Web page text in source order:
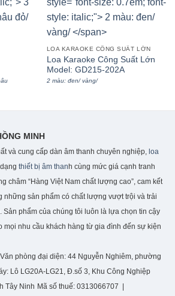
LOA KARAOKE CÔNG SUẤT LỚN
Loa Karaoke Công Suất Lớn
Model: GD215-202A
2 màu: đen/ vàng/
MINH
và cung cấp dàn âm thanh chuyên nghiệp, loa
thiết bị âm thanh cùng mức giá cạnh tranh
châm “Hàng Việt Nam chất lượng cao”, cam kết
những sản phẩm có chất lượng vượt trội và trải
Sản phẩm của chúng tôi luôn là lựa chọn tin cậy
mọi nhu cầu khách hàng từ gia đình đến sự kiện
Văn phòng đại diện: 44 Nguyễn Nghiêm, phường
Lô LG20A-LG21, Đ.số 3, Khu Công Nghiệp
Tây Ninh Mã số thuế: 0313066707 |